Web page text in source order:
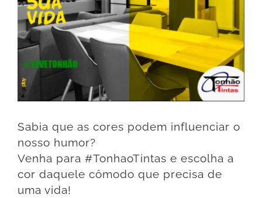
Sabia que as cores podem influenciar o
nosso humor?⠀
Venha para #TonhaoTintas e escolha a
cor daquele cômodo que precisa de
uma vida!